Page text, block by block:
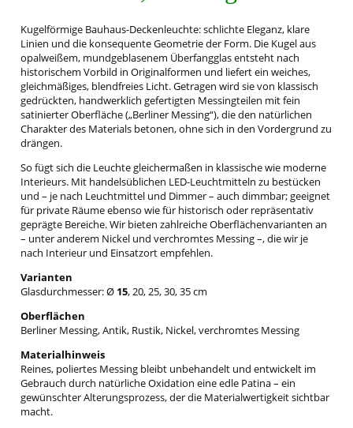
Kugelförmige Bauhaus-Deckenleuchte: schlichte Eleganz, klare
Linien und die konsequente Geometrie der Form. Die Kugel aus
opalweißem, mundgeblasenem Überfangglas entsteht nach
historischem Vorbild in Originalformen und liefert ein weiches,
gleichmäßiges, blendfreies Licht. Getragen wird sie von klassisch
gedrückten, handwerklich gefertigten Messingteilen mit fein
satinierter Oberfläche („Berliner Messing“), die den natürlichen
Charakter des Materials betonen, ohne sich in den Vordergrund zu
drängen.
So fügt sich die Leuchte gleichermaßen in klassische wie moderne
Interieurs. Mit handelsüblichen LED-Leuchtmitteln zu bestücken
und – je nach Leuchtmittel und Dimmer – auch dimmbar; geeignet
für private Räume ebenso wie für historisch oder repräsentativ
geprägte Bereiche. Wir bieten zahlreiche Oberflächenvarianten an
– unter anderem Nickel und verchromtes Messing –, die wir je
nach Interieur und Einsatzort empfehlen.
Varianten
Glasdurchmesser: Ø 15, 20, 25, 30, 35 cm
Oberflächen
Berliner Messing, Antik, Rustik, Nickel, verchromtes Messing
Materialhinweis
Reines, poliertes Messing bleibt unbehandelt und entwickelt im
Gebrauch durch natürliche Oxidation eine edle Patina – ein
gewünschter Alterungsprozess, der die Materialwertigkeit sichtbar
macht.